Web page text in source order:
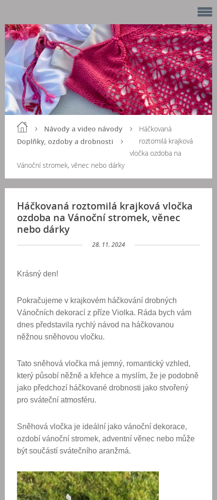
Návody a video návody
Doplňky, ozdoby a drobnosti
Háčkovaná
roztomilá krajková
vločka ozdoba na
Vánoční stromek, věnec nebo dárky
Háčkovaná roztomilá krajková vločka
ozdoba na Vánoční stromek, věnec
nebo dárky
28. 11. 2024
Krásný den!
Pokračujeme v krajkovém háčkování drobných
Vánočních dekorací z příze Violka. Ráda bych vám
dnes představila rychlý návod na háčkovanou
něžnou sněhovou vločku.
Tato sněhová vločka má jemný, romantický vzhled,
který působí něžně a křehce a myslím, že je podobně
jako předchozí háčkované drobnosti jako stvořený
pro sváteční atmosféru.
Sněhová vločka je ideální jako vánoční dekorace,
ozdobí vánoční stromek, adventní věnec nebo může
být součástí svátečního aranžmá.